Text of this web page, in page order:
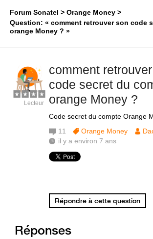
Forum Sonatel
Orange Money
Question: « comment retrouver son code
orange Money ? »
comment
code secret du
orange Money ?
Code secret du compte Orange
Lecteur
11 Orange Money
il y a environ 7 ans
Répondre à cette question
Réponses